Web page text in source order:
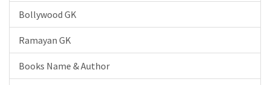
Bollywood GK
Ramayan GK
Books Name & Author